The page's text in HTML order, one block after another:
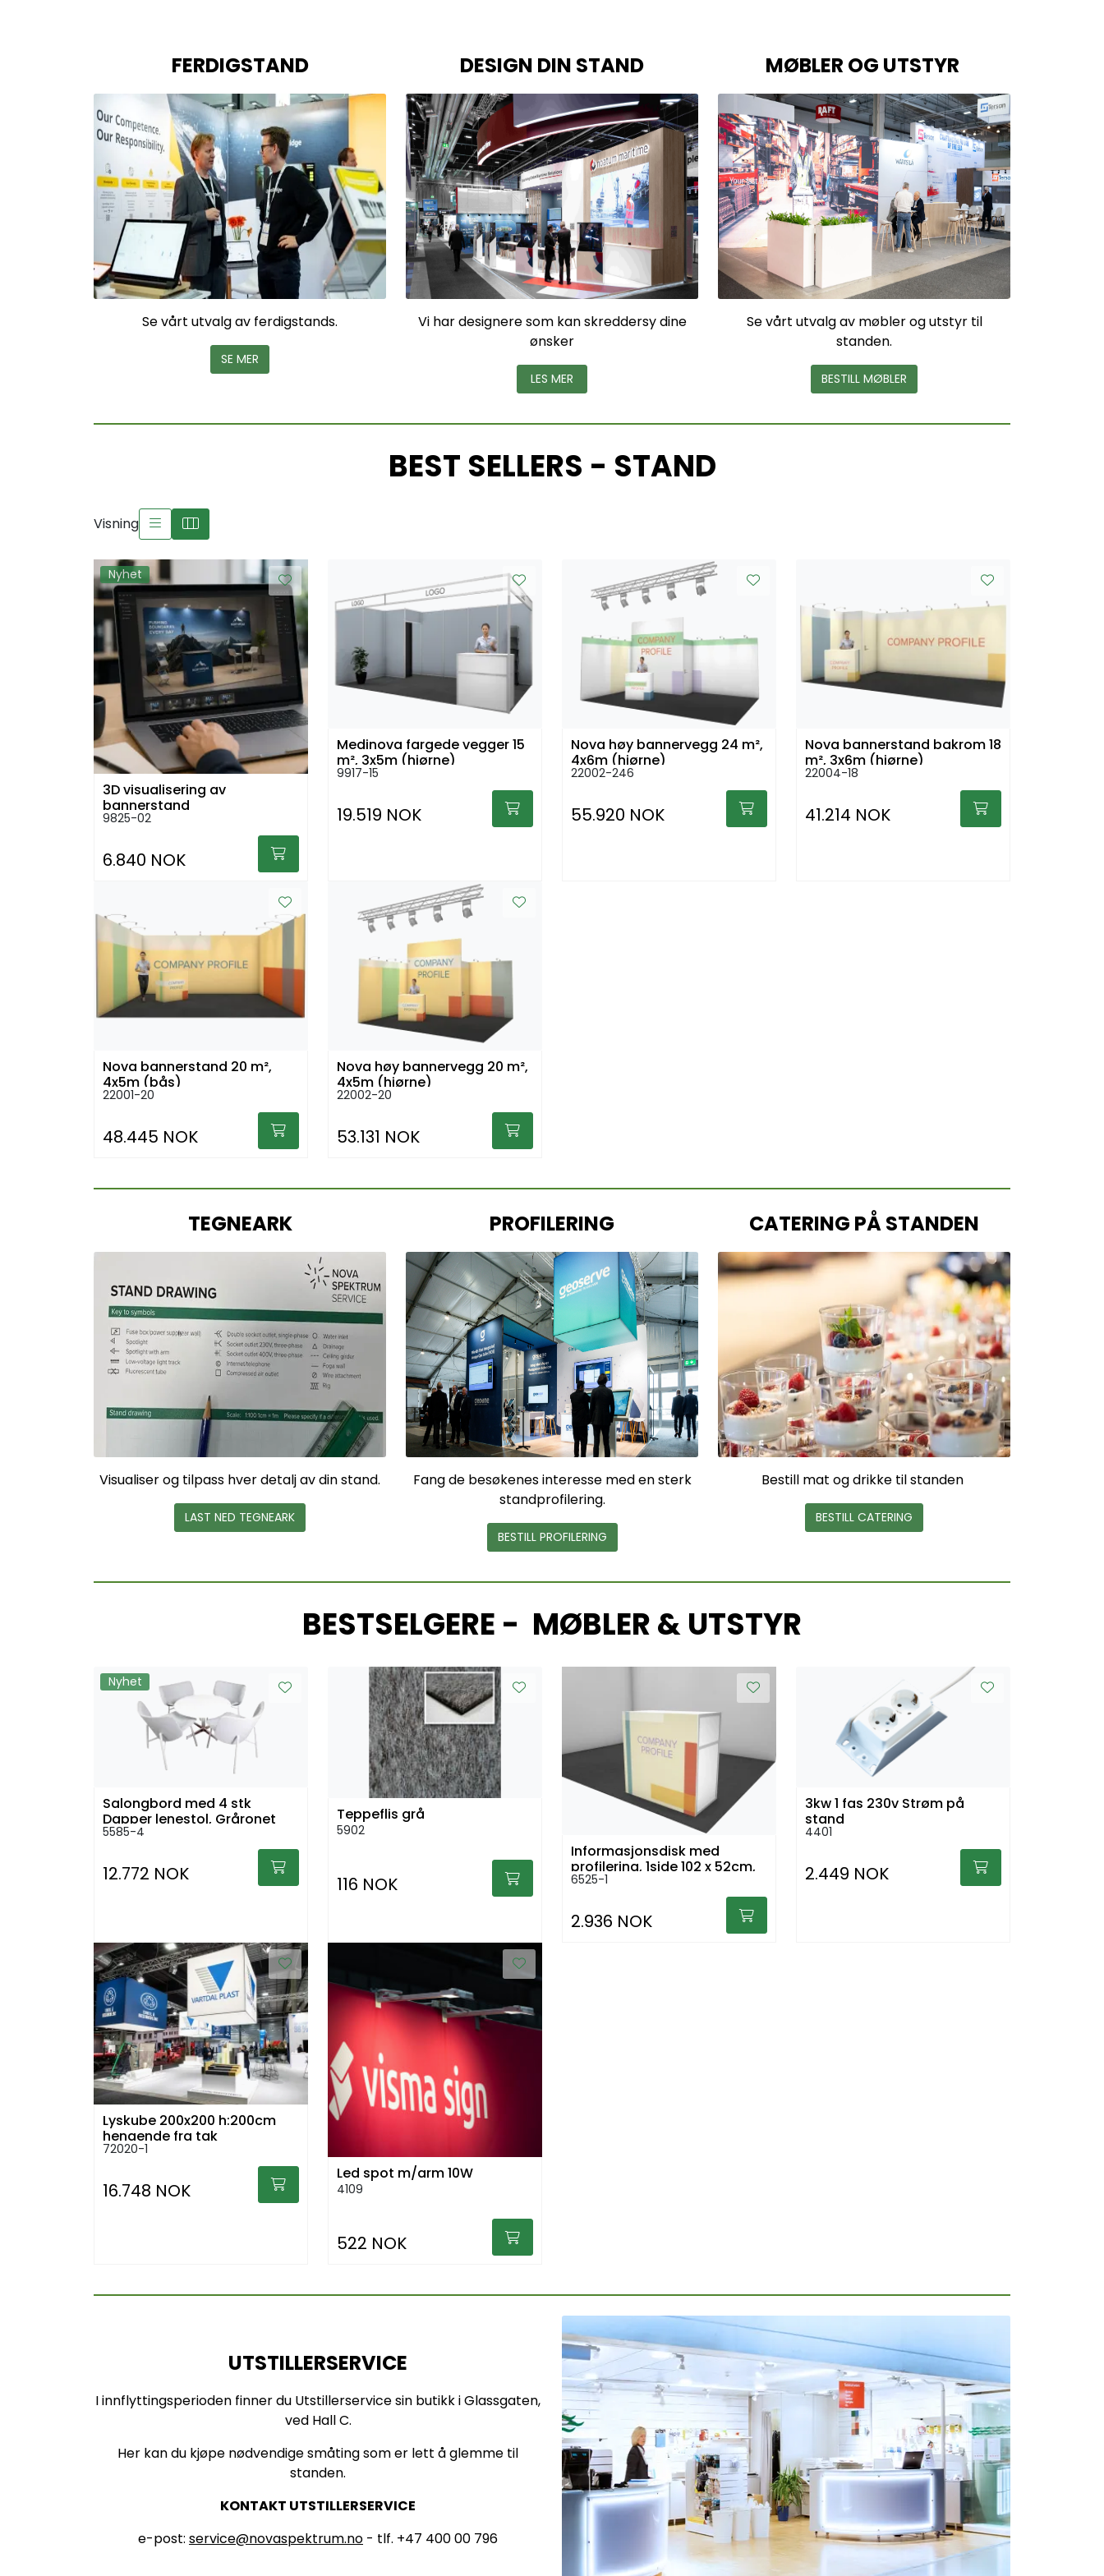
FERDIGSTAND
Se vårt utvalg av ferdigstands.
SE MER
DESIGN DIN STAND
Vi har designere som kan skreddersy dine
ønsker
LES MER
MØBLER OG UTSTYR
Se vårt utvalg av møbler og utstyr til
standen.
BESTILL MØBLER
BEST SELLERS - STAND
Visning
Nyhet
3D visualisering av
bannerstand
9825-02
6.840 NOK
Medinova fargede vegger 15
m², 3x5m (hjørne)
9917-15
19.519 NOK
Nova høy bannervegg 24 m²,
4x6m (hjørne)
22002-246
55.920 NOK
Nova bannerstand bakrom 18
m², 3x6m (hjørne)
22004-18
41.214 NOK
Nova bannerstand 20 m²,
4x5m (bås)
22001-20
48.445 NOK
Nova høy bannervegg 20 m²,
4x5m (hjørne)
22002-20
53.131 NOK
TEGNEARK
Visualiser og tilpass hver detalj av din stand.
LAST NED TEGNEARK
PROFILERING
Fang de besøkenes interesse med en sterk
standprofilering.
BESTILL PROFILERING
CATERING PÅ STANDEN
Bestill mat og drikke til standen
BESTILL CATERING
BESTSELGERE - MØBLER & UTSTYR
Nyhet
Salongbord med 4 stk
Dapper lenestol, Gråronet
5585-4
12.772 NOK
Teppeflis grå
5902
116 NOK
Informasjonsdisk med
profilering, 1side 102 x 52cm,
h:104cm
6525-1
2.936 NOK
3kw 1 fas 230v Strøm på
stand
4401
2.449 NOK
Lyskube 200x200 h:200cm
hengende fra tak
72020-1
16.748 NOK
Led spot m/arm 10W
4109
522 NOK
UTSTILLERSERVICE
I innflyttingsperioden finner du Utstillerservice sin butikk i Glassgaten,
ved Hall C.
Her kan du kjøpe nødvendige småting som er lett å glemme til
standen.
KONTAKT UTSTILLERSERVICE
e-post: service@novaspektrum.no - tlf. +47 400 00 796